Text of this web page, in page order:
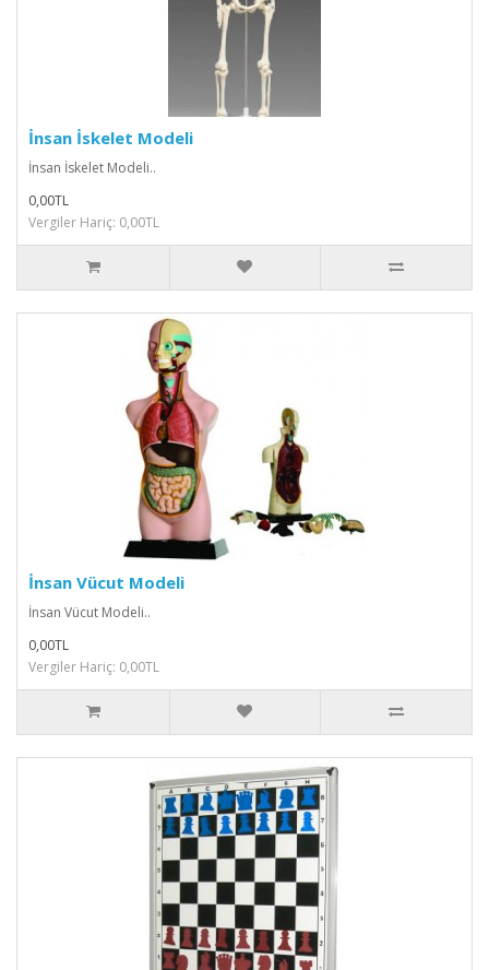
İnsan İskelet Modeli
İnsan İskelet Modeli..
0,00TL
Vergiler Hariç: 0,00TL
İnsan Vücut Modeli
İnsan Vücut Modeli..
0,00TL
Vergiler Hariç: 0,00TL